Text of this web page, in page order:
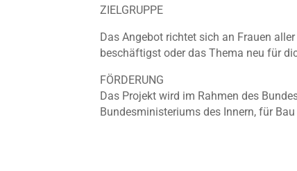
ZIELGRUPPE
Das Angebot richtet sich an Frauen
beschäftigst oder das Thema neu für
FÖRDERUNG
Das Projekt wird im Rahmen des
Bundesministeriums des Innern, für